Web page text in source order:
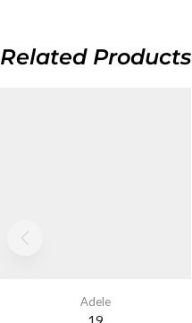
Related Products
Adele